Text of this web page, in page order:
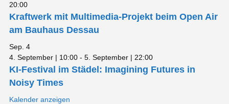
20:00
Kraftwerk mit Multimedia-Projekt beim Open Air
am Bauhaus Dessau
Sep. 4
4. September | 10:00 - 5. September | 22:00
KI-Festival im Städel: Imagining Futures in
Noisy Times
Kalender anzeigen